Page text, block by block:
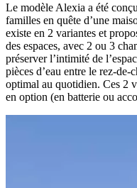
Le modèle Alexia a été
familles en quête d’une
existe en 2 variantes et
des espaces, avec 2 ou 3
préserver l’intimité de
pièces d’eau entre le rez-de-
optimal au quotidien. Ces 2
en option (en batterie ou